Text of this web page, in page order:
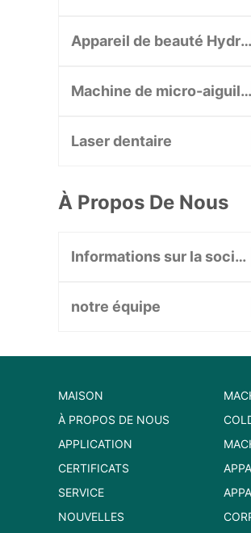
Appareil de beauté Hydrafacial
Machine de micro-aiguilletage RF
Laser dentaire
À Propos De Nous
Informations sur la société
notre équipe
MAISON
À PROPOS DE NOUS
APPLICATION
CERTIFICATS
SERVICE
NOUVELLES